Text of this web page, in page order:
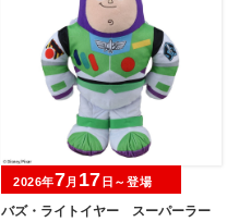
バズ・ライトイヤー スーパーラー
2026年7月 17 日～登場